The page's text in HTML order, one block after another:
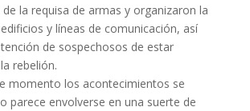
la requisa de armas y organizaron la
y líneas de comunicación, así
de sospechosos de estar
rebelión.
momento los acontecimientos se
parece envolverse en una suerte de